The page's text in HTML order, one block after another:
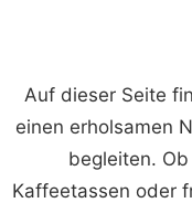
Auf dieser Seite
einen erholsamen
begleiten.
Kaffeetassen oder